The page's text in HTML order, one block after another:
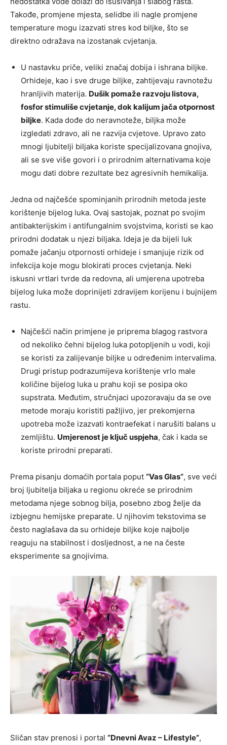
Takođe, promjene mjesta, selidbe ili nagle promjene
temperature mogu izazvati stres kod biljke, što se
direktno odražava na izostanak cvjetanja.
U nastavku priče, veliki značaj dobija i ishrana biljke.
Orhideje, kao i sve druge biljke, zahtijevaju ravnotežu
hranljivih materija. Dušik pomaže razvoju listova,
fosfor stimuliše cvjetanje, dok kalijum jača otpornost
biljke. Kada dođe do neravnoteže, biljka može
izgledati zdravo, ali ne razvija cvjetove. Upravo zato
mnogi ljubitelji biljaka koriste specijalizovana gnojiva,
ali se sve više govori i o prirodnim alternativama koje
mogu dati dobre rezultate bez agresivnih hemikalija.
Jedna od najčešće spominjanih prirodnih metoda jeste
korištenje bijelog luka. Ovaj sastojak, poznat po svojim
antibakterijskim i antifungalnim svojstvima, koristi se kao
prirodni dodatak u njezi biljaka. Ideja je da bijeli luk
pomaže jačanju otpornosti orhideje i smanjuje rizik od
infekcija koje mogu blokirati proces cvjetanja. Neki
iskusni vrtlari tvrde da redovna, ali umjerena upotreba
bijelog luka može doprinijeti zdravijem korijenu i bujnijem
rastu.
Najčešći način primjene je priprema blagog rastvora
od nekoliko čehni bijelog luka potopljenih u vodi, koji
se koristi za zalijevanje biljke u određenim intervalima.
Drugi pristup podrazumijeva korištenje vrlo male
količine bijelog luka u prahu koji se posipa oko
supstrata. Međutim, stručnjaci upozoravaju da se ove
metode moraju koristiti pažljivo, jer prekomjerna
upotreba može izazvati kontraefekat i narušiti balans u
zemljištu. Umjerenost je ključ uspjeha, čak i kada se
koriste prirodni preparati.
Prema pisanju domaćih portala poput “Vas Glas”, sve veći
broj ljubitelja biljaka u regionu okreće se prirodnim
metodama njege sobnog bilja, posebno zbog želje da
izbjegnu hemijske preparate. U njihovim tekstovima se
često naglašava da su orhideje biljke koje najbolje
reaguju na stabilnost i dosljednost, a ne na česte
eksperimente sa gnojivima.
Sličan stav prenosi i portal “Dnevni Avaz – Lifestyle”,